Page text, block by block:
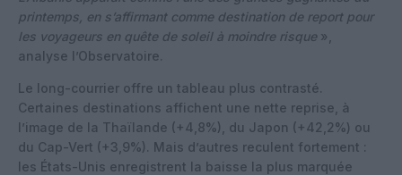
printemps, en s’affirmant comme destination de report pour
les voyageurs en quête de soleil à moindre risque »,
analyse l’Observatoire.
Le long-courrier offre un tableau plus contrasté.
Certaines destinations affichent une nette reprise, à
l’image de la Thaïlande (+4,8%), du Japon (+42,2%) ou
du Cap-Vert (+3,9%). Mais d’autres reculent fortement :
les États-Unis enregistrent la baisse la plus marquée